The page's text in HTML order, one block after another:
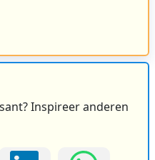
Inspireer anderen